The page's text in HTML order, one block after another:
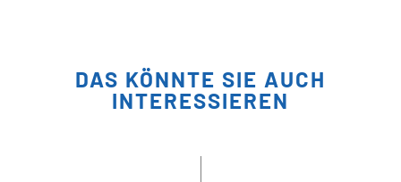
DAS KÖNNTE SIE AUCH
INTERESSIEREN